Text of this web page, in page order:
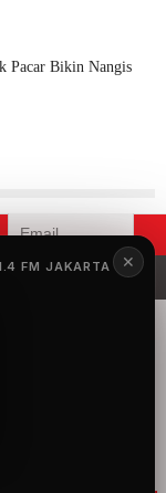
✕
FM JAKARTA
Pacar Bikin Nangis
siaran yang
keren tentang